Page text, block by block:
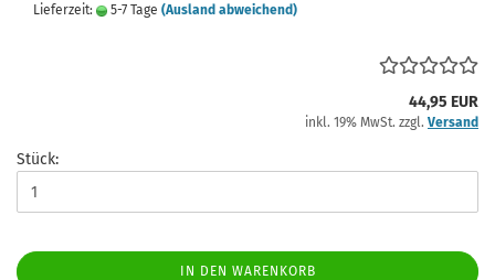
Lieferzeit:
5-7 Tage (Ausland abweichend)
44,95 EUR
inkl. 19% MwSt. zzgl. Versand
Stück:
IN DEN WARENKORB